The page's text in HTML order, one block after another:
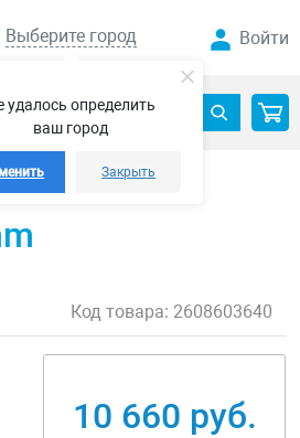
удалось определить
ваш город
Закрыть
Выберите город Войти
Код товара: 2608603640
10 660 руб.